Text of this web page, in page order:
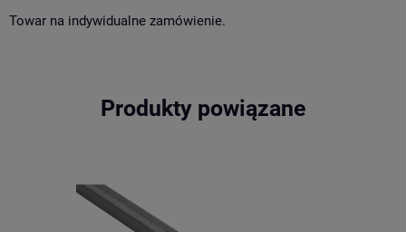
Towar na indywidualne zamówienie.
Produkty powiązane